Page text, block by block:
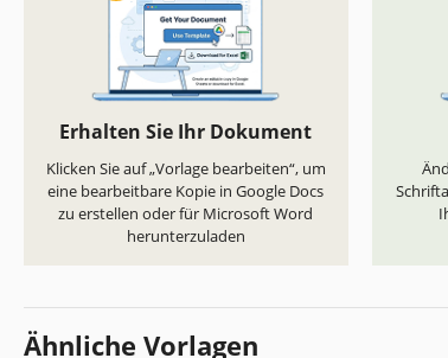
Erhalten Sie Ihr Dokument
Klicken Sie auf „Vorlage bearbeiten“, um
eine bearbeitbare Kopie in Google Docs
zu erstellen oder für Microsoft Word
herunterzuladen
Ähnliche Vorlagen